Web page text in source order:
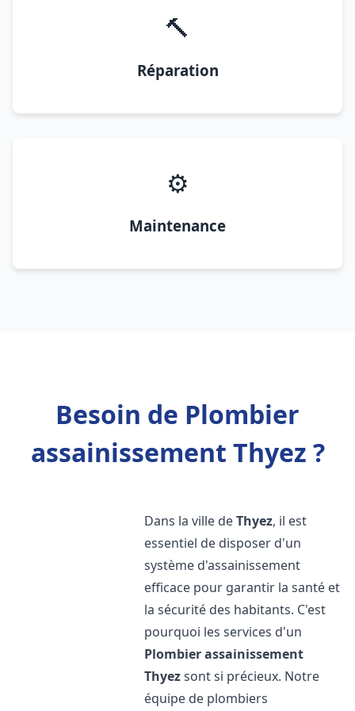
🔨
Réparation
⚙️
Maintenance
Besoin de Plombier
assainissement Thyez ?
Dans la ville deThyez, il est
essentiel de disposer d'un
système d'assainissement
efficace pour garantir la santé et
la sécurité des habitants. C'est
pourquoi les services d'un
Plombier assainissement
Thyezsont si précieux. Notre
équipe de plombiers